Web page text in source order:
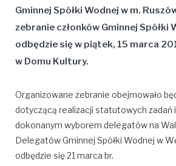
Gminnej Spółki Wodnej w m.
zebranie członków Gminnej Spółki
odbędzie się w piątek, 15 marca
w Domu Kultury.
Organizowane zebranie obejmowało
dotyczącą realizacji statutowych zadań
dokonanym wyborem delegatów na
Delegatów Gminnej Spółki Wodnej w
odbędzie się 21 marca br.